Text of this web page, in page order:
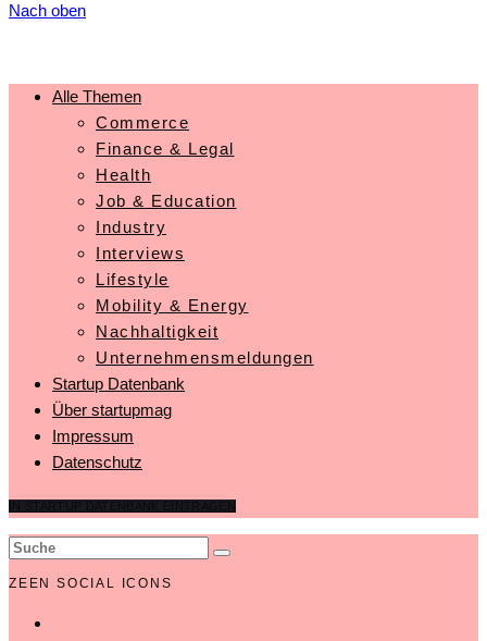
Nach oben
Alle Themen
Commerce
Finance & Legal
Health
Job & Education
Industry
Interviews
Lifestyle
Mobility & Energy
Nachhaltigkeit
Unternehmensmeldungen
Startup Datenbank
Über startupmag
Impressum
Datenschutz
ZEEN SOCIAL ICONS